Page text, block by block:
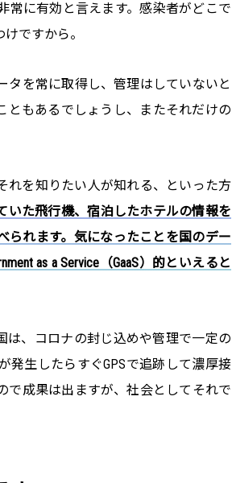
常に有効と言えます。感染者がどこで
ですから。
タを常に取得し、管理はしていないと
ともあるでしょうし、またそれだけの
れを知りたい人が知れる、といった方
いた飛行機、宿泊したホテルの情報を
られます。気になったことを国のデー
as a Service（GaaS）的といえると
は、コロナの封じ込めや管理で一定の
発生したらすぐGPSで追跡して濃厚接
で成果は出ますが、社会としてそれで